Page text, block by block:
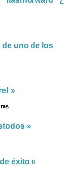
uno de los
»
»
éxito »